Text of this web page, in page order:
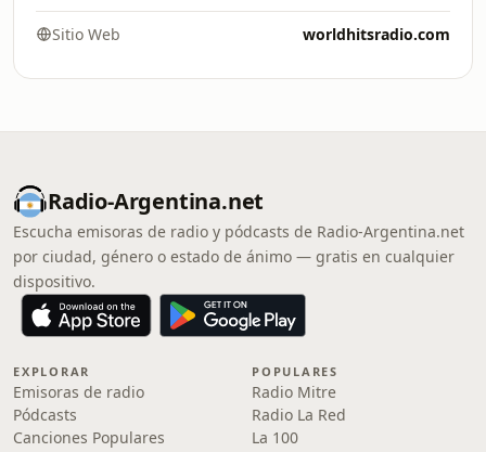
Sitio Web worldhitsradio.com
Radio-Argentina.net
Escucha emisoras de radio y pódcasts de Radio-Argentina.net
por ciudad, género o estado de ánimo — gratis en cualquier
dispositivo.
EXPLORAR
Emisoras de radio
Pódcasts
Canciones Populares
POPULARES
Radio Mitre
Radio La Red
La 100